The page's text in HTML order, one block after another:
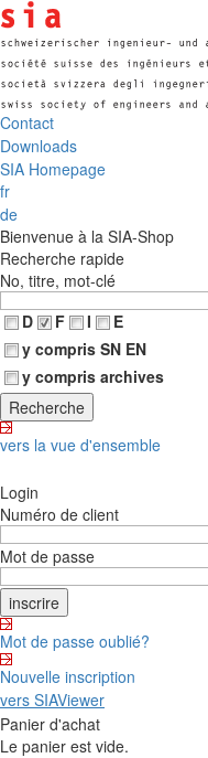
Contact
Downloads
SIA Homepage
fr
de
Bienvenue à la SIA-Shop
Recherche rapide
No, titre, mot-clé
D
F I
E
y compris SN EN
y compris archives
vers la vue d'ensemble
Login
Numéro de client
Mot de passe
Mot de passe oublié?
Nouvelle inscription
vers SIAViewer
Panier d'achat
Le panier est vide.